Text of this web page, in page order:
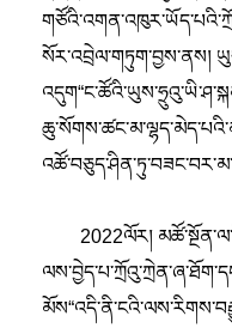
སོར་འབྲེལ་གཏུག་བྱས་ནས།
འདུག
2022ལོར།